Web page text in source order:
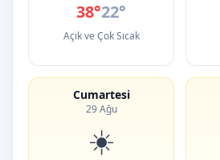
38°22°
Açık ve Çok Sıcak
Cumartesi
29 Ağu
☀️